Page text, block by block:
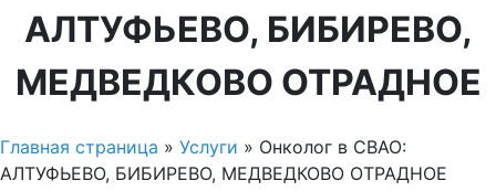
АЛТУФЬЕВО, БИБИРЕВО,
МЕДВЕДКОВО ОТРАДНОЕ
Главная страница » Услуги » Онколог в СВАО:
АЛТУФЬЕВО, БИБИРЕВО, МЕДВЕДКОВО ОТРАДНОЕ